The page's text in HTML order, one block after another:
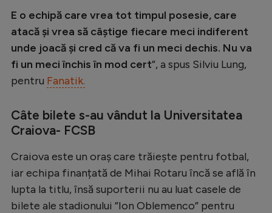
JO 2024
JO 2026
Intră în cont
Creează cont
E o echipă care vrea tot timpul posesie, care
atacă și vrea să câștige fiecare meci indiferent
unde joacă și cred că va fi un meci dechis. Nu va
fi un meci închis în mod cert”, a spus Silviu Lung,
pentru Fanatik.
Câte bilete s-au vândut la Universitatea
Craiova- FCSB
Craiova este un oraș care trăiește pentru fotbal,
iar echipa finanțată de Mihai Rotaru încă se află în
lupta la titlu, însă suporterii nu au luat casele de
bilete ale stadionului ”Ion Oblemenco” pentru